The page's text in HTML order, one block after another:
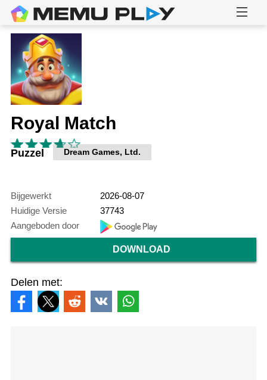
Royal Match
Puzzel Dream Games, Ltd.
Bijgewerkt
2026-08-07
Huidige Versie
37743
Aangeboden door
DOWNLOAD
Delen met: